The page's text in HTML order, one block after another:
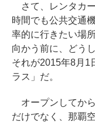
さて、レンタカ
時間でも公共交通
率的に行きたい場
向かう前に、どう
それが2015年8月1
ラス」だ。
オープンしてか
だけでなく、那覇